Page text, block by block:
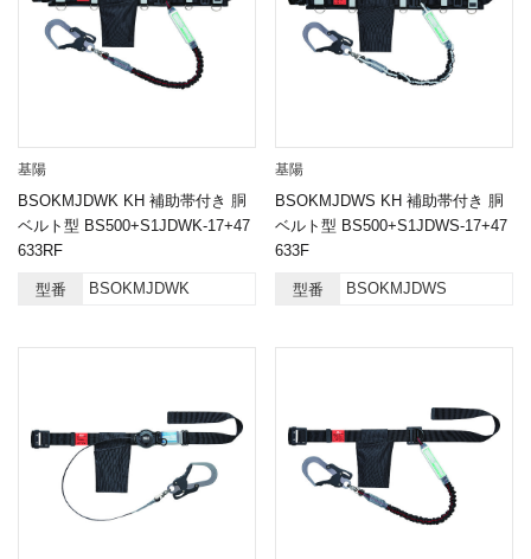
基陽
BSOKMJDWK KH 補助帯付き 胴
ベルト型 BS500+S1JDWK-17+47
633RF
型番 BSOKMJDWK
基陽
BSOKMJDWS KH 補助帯付き 胴
ベルト型 BS500+S1JDWS-17+47
633F
型番 BSOKMJDWS